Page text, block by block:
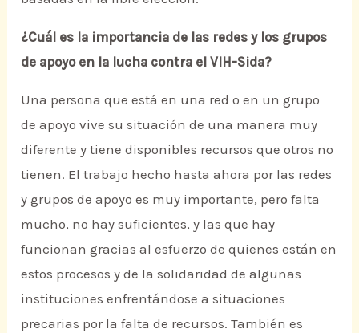
¿Cuál es la importancia de las redes y los grupos
de apoyo en la lucha contra el VIH-Sida?
Una persona que está en una red o en un grupo
de apoyo vive su situación de una manera muy
diferente y tiene disponibles recursos que otros no
tienen. El trabajo hecho hasta ahora por las redes
y grupos de apoyo es muy importante, pero falta
mucho, no hay suficientes, y las que hay
funcionan gracias al esfuerzo de quienes están en
estos procesos y de la solidaridad de algunas
instituciones enfrentándose a situaciones
precarias por la falta de recursos. También es